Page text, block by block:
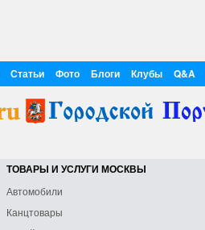
Статьи Фото Блоги Клубы Q&A
ТОВАРЫ И УСЛУГИ МОСКВЫ
Автомобили
Канцтовары